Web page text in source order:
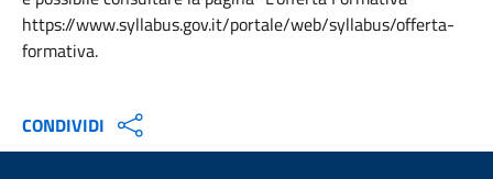
https://www.syllabus.gov.it/portale/web/syllabus/offerta-
formativa.
CONDIVIDI